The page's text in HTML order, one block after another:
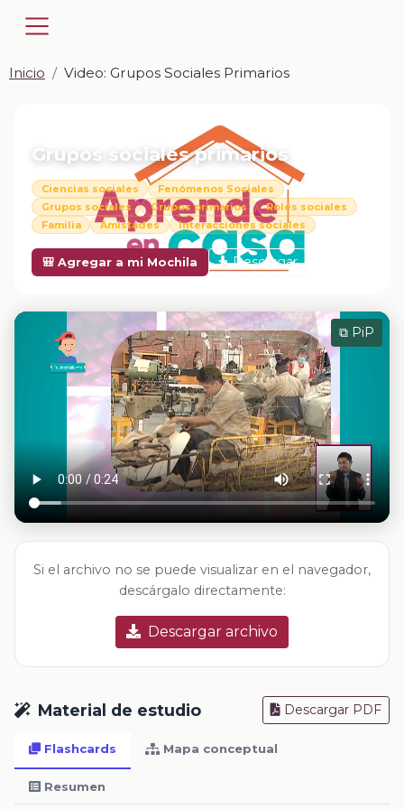
Inicio Video: Grupos Sociales Primarios
Grupos sociales primarios
Ciencias sociales
Fenómenos Sociales
Grupos sociales
Grupos primarios
Roles sociales
Familia
Amistades Interacciones sociales
🎒 Agregar a mi Mochila Descargar
⧉ PiP
Si el archivo no se puede visualizar en el navegador,
descárgalo directamente:
Descargar archivo
Material de estudio Descargar PDF
Flashcards Mapa conceptual
Resumen